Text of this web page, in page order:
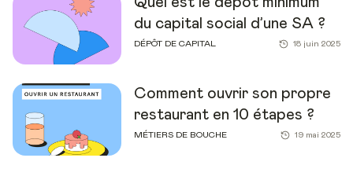
du capital social d’une SA ?
DÉPÔT DE CAPITAL 18 juin 2025
Comment ouvrir son propre
restaurant en 10 étapes ?
MÉTIERS DE BOUCHE 19 mai 2025